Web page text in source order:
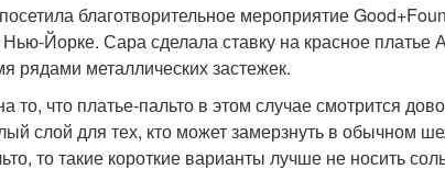
благотворительное мероприятие
Йорке. Сара сделала ставку на красное платье
рядами металлических застежек.
то, что платье-пальто в этом случае смотрится
слой для тех, кто может замерзнуть в обычном
то такие короткие варианты лучше не носить